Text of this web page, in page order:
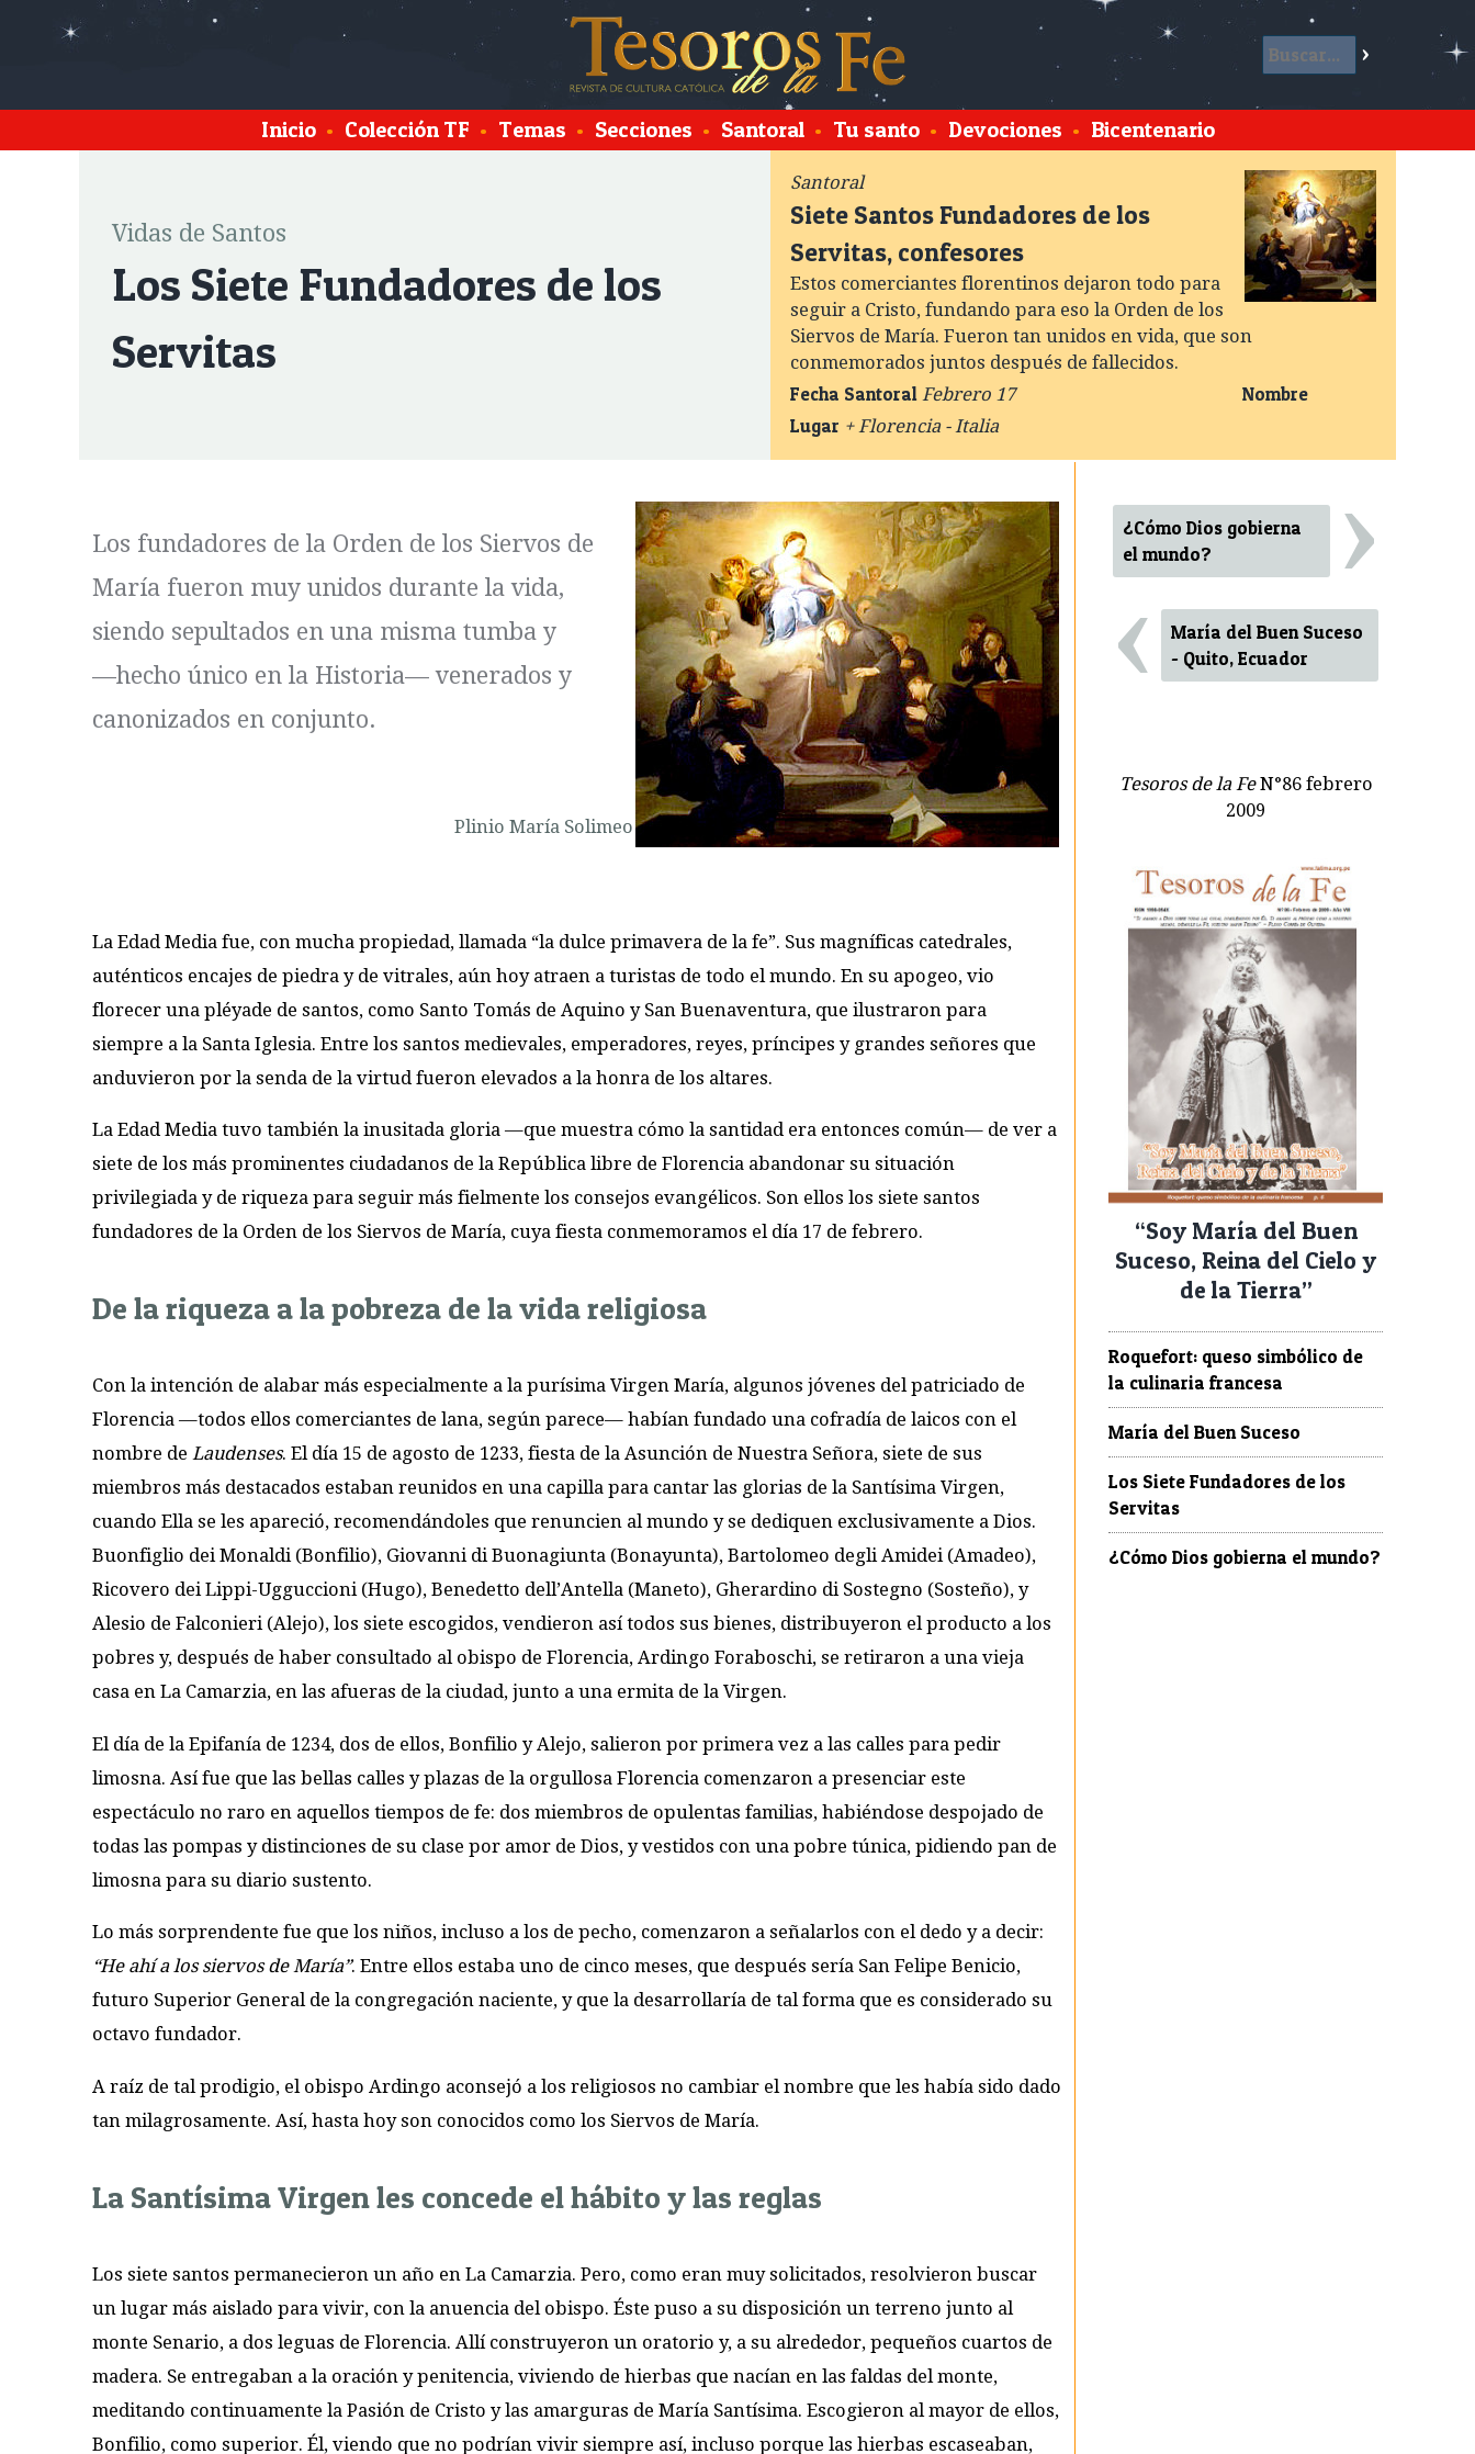
Inicio • Colección TF • Temas • Secciones • Santoral • Tu santo • Devociones • Bicentenario
Santoral
Siete Santos Fundadores de los
Servitas, confesores
Estos comerciantes florentinos dejaron todo para
seguir a Cristo, fundando para eso la Orden de los
Siervos de María. Fueron tan unidos en vida, que son
conmemorados juntos después de fallecidos.
Fecha Santoral Febrero 17
Nombre
Lugar + Florencia - Italia
Vidas de Santos
Los Siete Fundadores de los
Servitas
Los fundadores de la Orden de los Siervos de
María fueron muy unidos durante la vida,
siendo sepultados en una misma tumba y
—hecho único en la Historia— venerados y
canonizados en conjunto.
Plinio María Solimeo
La Edad Media fue, con mucha propiedad, llamada “la dulce primavera de la fe”. Sus magníficas catedrales,
auténticos encajes de piedra y de vitrales, aún hoy atraen a turistas de todo el mundo. En su apogeo, vio
florecer una pléyade de santos, como Santo Tomás de Aquino y San Buenaventura, que ilustraron para
siempre a la Santa Iglesia. Entre los santos medievales, emperadores, reyes, príncipes y grandes señores que
anduvieron por la senda de la virtud fueron elevados a la honra de los altares.
La Edad Media tuvo también la inusitada gloria —que muestra cómo la santidad era entonces común— de ver a
siete de los más prominentes ciudadanos de la República libre de Florencia abandonar su situación
privilegiada y de riqueza para seguir más fielmente los consejos evangélicos. Son ellos los siete santos
fundadores de la Orden de los Siervos de María, cuya fiesta conmemoramos el día 17 de febrero.
De la riqueza a la pobreza de la vida religiosa
Con la intención de alabar más especialmente a la purísima Virgen María, algunos jóvenes del patriciado de
Florencia —todos ellos comerciantes de lana, según parece— habían fundado una cofradía de laicos con el
nombre de Laudenses. El día 15 de agosto de 1233, fiesta de la Asunción de Nuestra Señora, siete de sus
miembros más destacados estaban reunidos en una capilla para cantar las glorias de la Santísima Virgen,
cuando Ella se les apareció, recomendándoles que renuncien al mundo y se dediquen exclusivamente a Dios.
Buonfiglio dei Monaldi (Bonfilio), Giovanni di Buonagiunta (Bonayunta), Bartolomeo degli Amidei (Amadeo),
Ricovero dei Lippi-Ugguccioni (Hugo), Benedetto dell’Antella (Maneto), Gherardino di Sostegno (Sosteño), y
Alesio de Falconieri (Alejo), los siete escogidos, vendieron así todos sus bienes, distribuyeron el producto a los
pobres y, después de haber consultado al obispo de Florencia, Ardingo Foraboschi, se retiraron a una vieja
casa en La Camarzia, en las afueras de la ciudad, junto a una ermita de la Virgen.
El día de la Epifanía de 1234, dos de ellos, Bonfilio y Alejo, salieron por primera vez a las calles para pedir
limosna. Así fue que las bellas calles y plazas de la orgullosa Florencia comenzaron a presenciar este
espectáculo no raro en aquellos tiempos de fe: dos miembros de opulentas familias, habiéndose despojado de
todas las pompas y distinciones de su clase por amor de Dios, y vestidos con una pobre túnica, pidiendo pan de
limosna para su diario sustento.
Lo más sorprendente fue que los niños, incluso a los de pecho, comenzaron a señalarlos con el dedo y a decir:
“He ahí a los siervos de María”. Entre ellos estaba uno de cinco meses, que después sería San Felipe Benicio,
futuro Superior General de la congregación naciente, y que la desarrollaría de tal forma que es considerado su
octavo fundador.
A raíz de tal prodigio, el obispo Ardingo aconsejó a los religiosos no cambiar el nombre que les había sido dado
tan milagrosamente. Así, hasta hoy son conocidos como los Siervos de María.
La Santísima Virgen les concede el hábito y las reglas
Los siete santos permanecieron un año en La Camarzia. Pero, como eran muy solicitados, resolvieron buscar
un lugar más aislado para vivir, con la anuencia del obispo. Éste puso a su disposición un terreno junto al
monte Senario, a dos leguas de Florencia. Allí construyeron un oratorio y, a su alrededor, pequeños cuartos de
madera. Se entregaban a la oración y penitencia, viviendo de hierbas que nacían en las faldas del monte,
meditando continuamente la Pasión de Cristo y las amarguras de María Santísima. Escogieron al mayor de ellos,
Bonfilio, como superior. Él, viendo que no podrían vivir siempre así, incluso porque las hierbas escaseaban,
¿Cómo Dios gobierna
el mundo?
›
‹
María del Buen Suceso
- Quito, Ecuador
Tesoros de la FeN°86 febrero
2009
“Soy María del Buen
Suceso, Reina del Cielo y
de la Tierra”
Roquefort: queso simbólico de
la culinaria francesa
María del Buen Suceso
Los Siete Fundadores de los
Servitas
¿Cómo Dios gobierna el mundo?